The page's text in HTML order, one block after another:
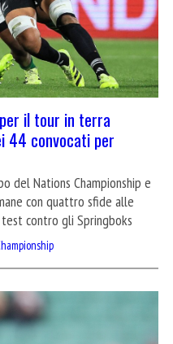
il tour in terra
44 convocati per
del Nations Championship e
con quattro sfide alle
contro gli Springboks